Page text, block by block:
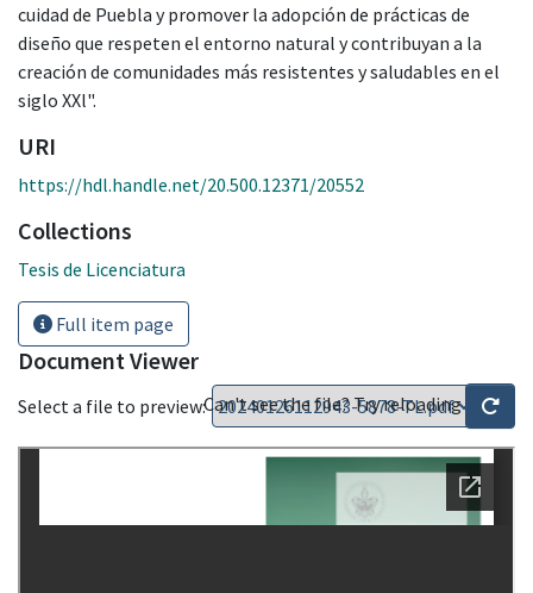
cuidad de Puebla y promover la adopción de prácticas de
diseño que respeten el entorno natural y contribuyan a la
creación de comunidades más resistentes y saludables en el
siglo XXl".
URI
https://hdl.handle.net/20.500.12371/20552
Collections
Tesis de Licenciatura
Full item page
Document Viewer
Select a file to preview:Can't see the file? Try reloading